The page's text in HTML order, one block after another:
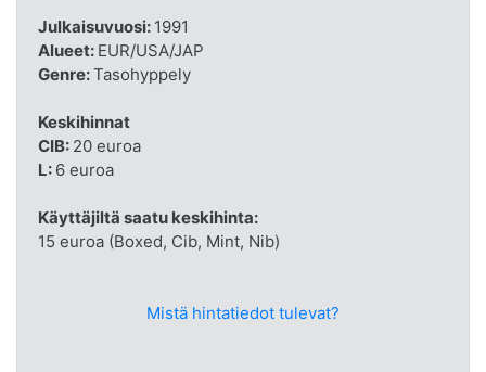
Julkaisuvuosi: 1991
Alueet: EUR/USA/JAP
Genre:Tasohyppely
Keskihinnat
CIB: 20 euroa
L: 6 euroa
Käyttäjiltä saatu keskihinta:
15 euroa (Boxed, Cib, Mint, Nib)
Mistä hintatiedot tulevat?